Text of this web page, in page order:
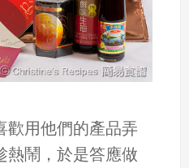
歡用他們的產品弄
熱鬧，於是答應做